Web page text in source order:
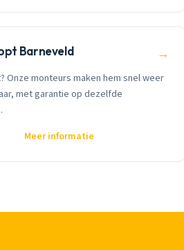
Barneveld →
Onze monteurs maken hem snel weer
met garantie op dezelfde
Meer informatie